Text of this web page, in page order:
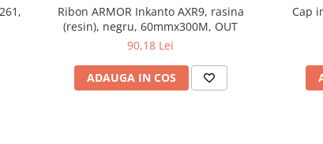
Ribon ARMOR Inkanto AXR9, rasina
(resin), negru, 60mmx300M, OUT
90,18 Lei
ADAUGA IN COS
Cap